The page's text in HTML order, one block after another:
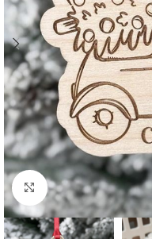
Clic para ampliar